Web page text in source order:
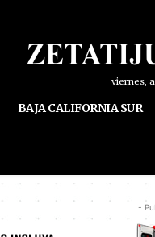
viernes,
BAJA CALIFORNIA SUR
-